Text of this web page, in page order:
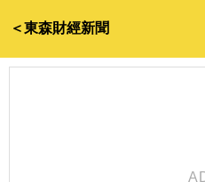
＜東森財經新聞